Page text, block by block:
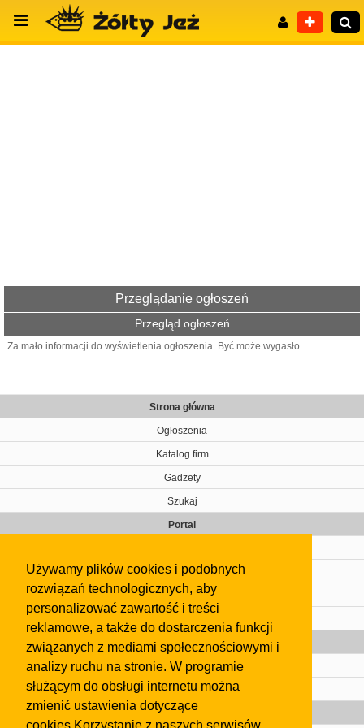
Używamy plików cookies i podobnych
rozwiązań technologicznych, aby
personalizować zawartość i treści
reklamowe, a także do dostarczenia funkcji
związanych z mediami społecznościowymi i
analizy ruchu na stronie. W programie
służącym do obsługi internetu można
zmienić ustawienia dotyczące
Przeglądanie ogłoszeń
Przegląd ogłoszeń
Za mało informacji do wyświetlenia ogłoszenia. Być może wygasło.
Strona główna
Ogłoszenia
Katalog firm
Gadżety
Szukaj
Portal
Kontakt
Regulamin
Gazeta
Olkusz
Kontakt
Strefa dla biznesu